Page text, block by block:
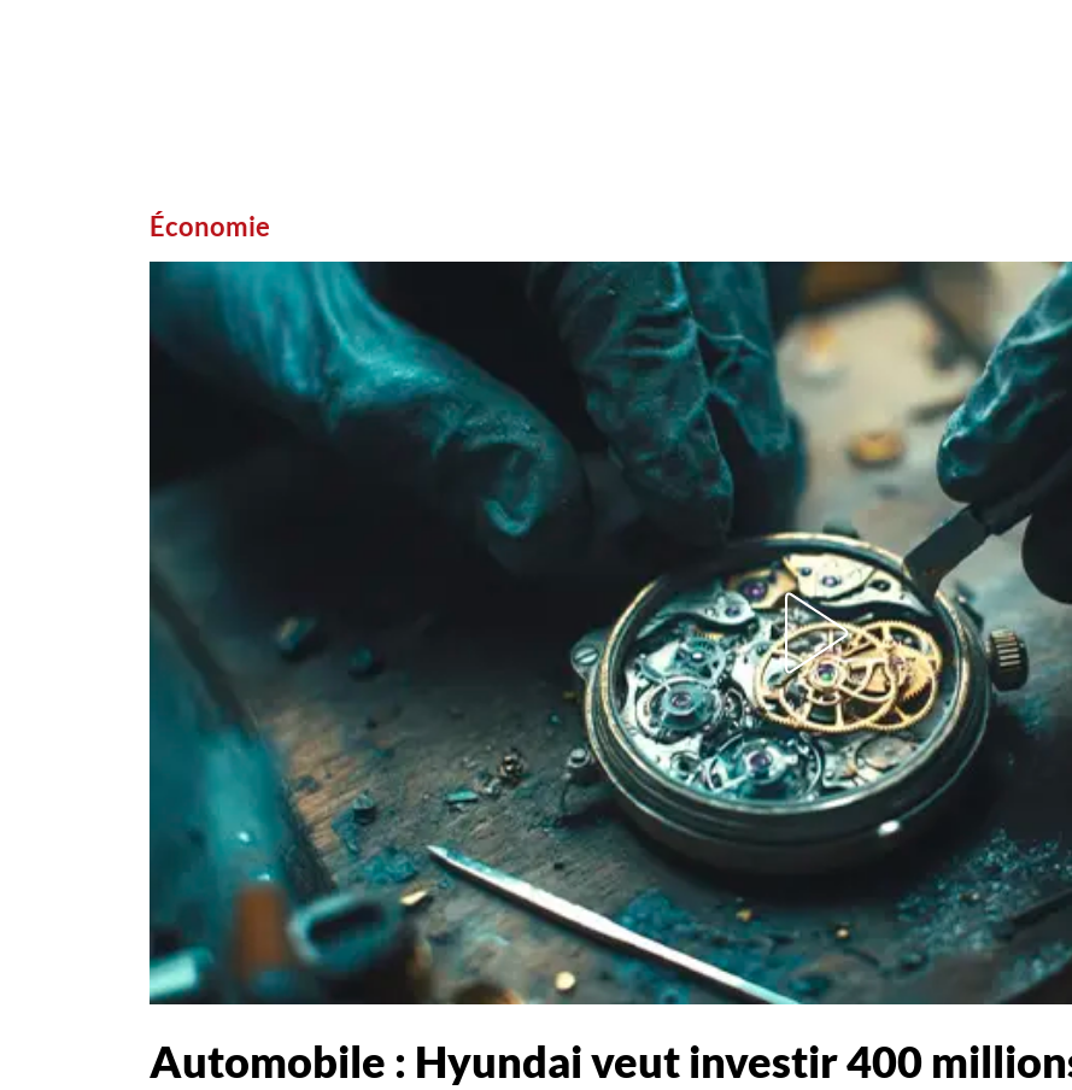
Économie
Automobile : Hyundai veut investir 400